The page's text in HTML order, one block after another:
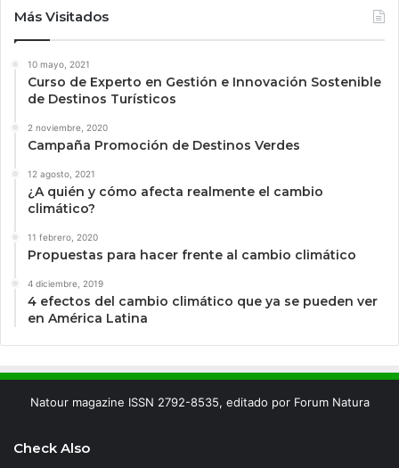
Más Visitados
10 mayo, 2021
Curso de Experto en Gestión e Innovación Sostenible
de Destinos Turísticos
2 noviembre, 2020
Campaña Promoción de Destinos Verdes
12 agosto, 2021
¿A quién y cómo afecta realmente el cambio
climático?
11 febrero, 2020
Propuestas para hacer frente al cambio climático
4 diciembre, 2019
4 efectos del cambio climático que ya se pueden ver
en América Latina
Natour magazine ISSN 2792-8535, editado por Forum Natura
Check Also